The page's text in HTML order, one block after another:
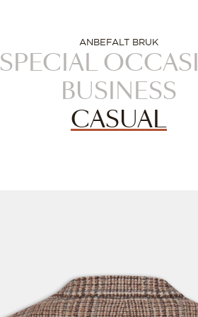
ANBEFALT BRUK
SPECIAL
BUSINESS
CASUAL